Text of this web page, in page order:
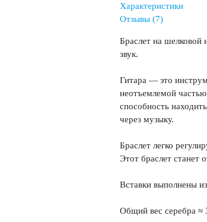
Характеристики
Отзывы (7)
Браслет на шелковой
звук.
Гитара — это
неотъемлемой частью
способность
через музыку.
Браслет легко
Этот браслет станет
Вставки выполнены
Общий вес серебра ≈